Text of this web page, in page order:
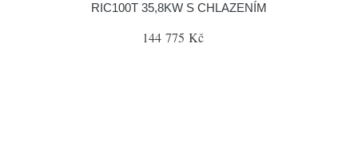
RIC100T 35,8KW S CHLAZENÍM
144 775 Kč